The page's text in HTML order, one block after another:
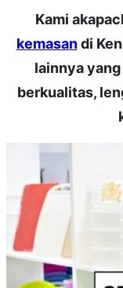
Kami
kemasandi
lainnya
berkualitas,